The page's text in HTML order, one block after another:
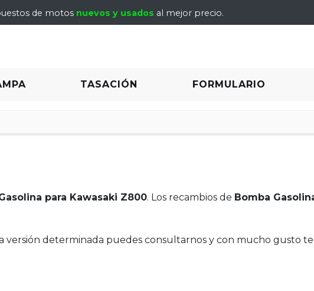
de motos nuevos y usados al mejor precio.
TASACIÓN FORMULARIO
para Kawasaki Z800. Los recambios de Bomba
versión determinada puedes consultarnos y con mucho gusto